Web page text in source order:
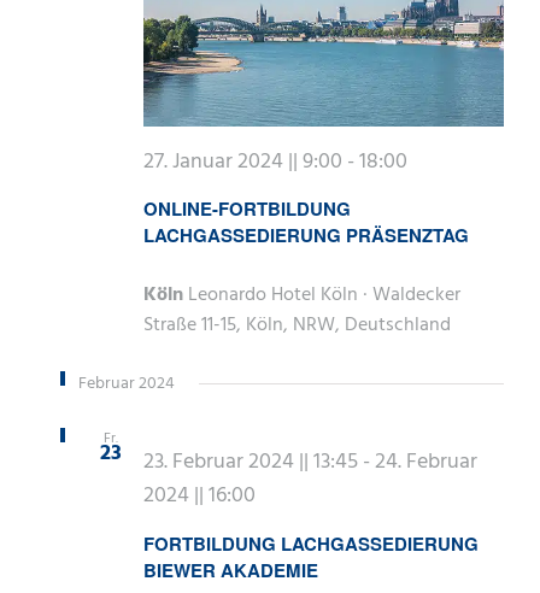
ONLINE-FORTBILDUNG
LACHGASSEDIERUNG PRÄSENZTAG
27. Januar 2024 || 9:00 -18:00
KölnLeonardo Hotel Köln · Waldecker
Straße 11-15, Köln, NRW, Deutschland
Februar 2024
Fr.
23
FORTBILDUNG LACHGASSEDIERUNG
BIEWER AKADEMIE
23. Februar 2024 || 13:45-24. Februar
2024 || 16:00